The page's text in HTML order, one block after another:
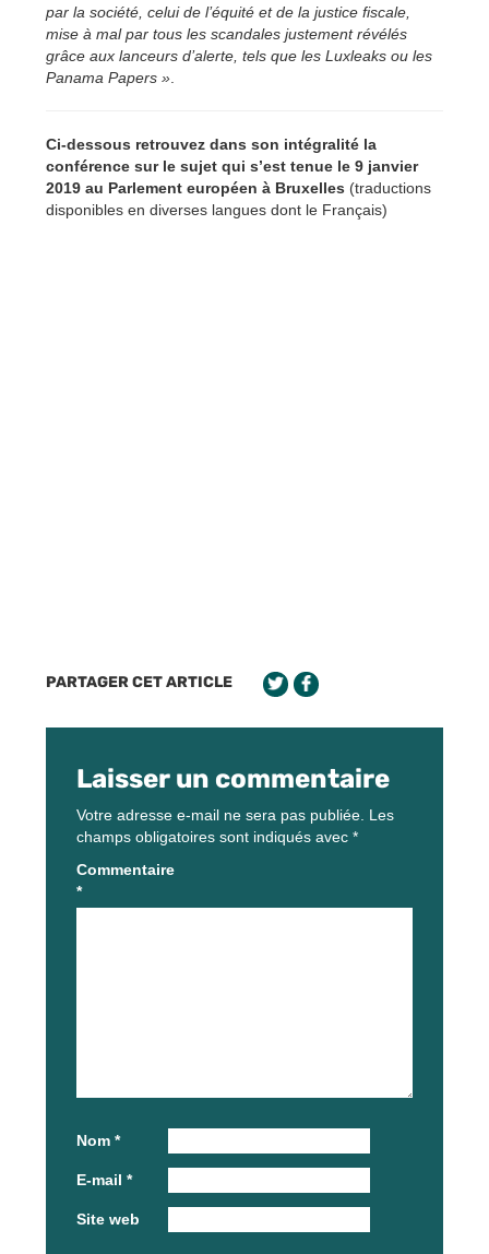
par la société, celui de l’équité et de la justice fiscale,
mise à mal par tous les scandales justement révélés
grâce aux lanceurs d’alerte, tels que les Luxleaks ou les
Panama Papers »
Ci-dessous retrouvez dans son intégralité la
conférence sur le sujet qui s’est tenue le 9 janvier
2019 au Parlement européen à Bruxelles (traductions
disponibles en diverses langues dont le Français)
PARTAGER CET ARTICLE
Laisser un commentaire
Votre adresse e-mail ne sera pas publiée. Les
champs obligatoires sont indiqués avec *
Commentaire
*
Nom *
E-mail *
Site web